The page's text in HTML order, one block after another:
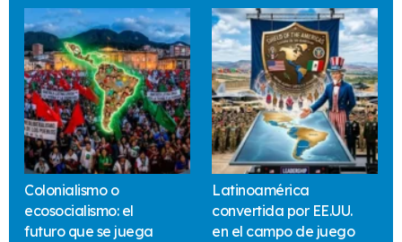
Colonialismo o
ecosocialismo: el
futuro que se juega
Latinoamérica
convertida por EE.UU.
en el campo de juego